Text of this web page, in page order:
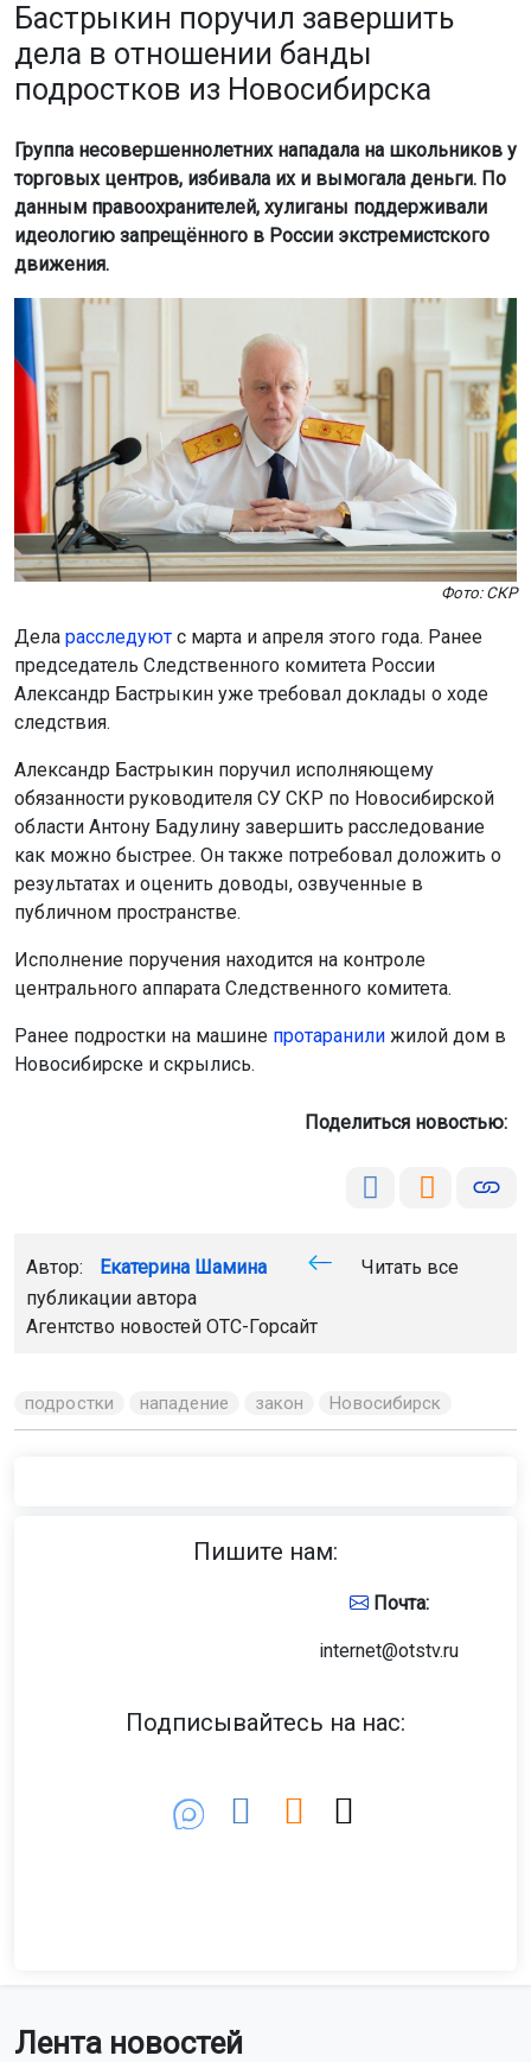
Лента новостей
Бастрыкин поручил завершить
дела в отношении банды
подростков из Новосибирска
Группа несовершеннолетних нападала на школьников у
торговых центров, избивала их и вымогала деньги. По
данным правоохранителей, хулиганы поддерживали
идеологию запрещённого в России экстремистского
движения.
Фото: СКР
Дела расследуют с марта и апреля этого года. Ранее
председатель Следственного комитета России
Александр Бастрыкин уже требовал доклады о ходе
следствия.
Александр Бастрыкин поручил исполняющему
обязанности руководителя СУ СКР по Новосибирской
области Антону Бадулину завершить расследование
как можно быстрее. Он также потребовал доложить о
результатах и оценить доводы, озвученные в
публичном пространстве.
Исполнение поручения находится на контроле
центрального аппарата Следственного комитета.
Ранее подростки на машине протаранили жилой дом в
Новосибирске и скрылись.
Поделиться новостью:
Автор: Екатерина Шамина
Читать все
публикации автора
Агентство новостей ОТС-Горсайт
подростки нападение закон Новосибирск
Пишите нам:
Почта:
internet@otstv.ru
Подписывайтесь на нас: